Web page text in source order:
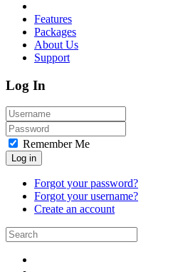
Features
Packages
About Us
Support
Log In
Remember Me
Log in
Forgot your password?
Forgot your username?
Create an account